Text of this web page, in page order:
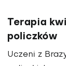
Terapia
policzków
Uczeni z